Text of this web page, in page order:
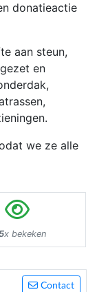
donatieactie
aan steun,
en
we ze alle
x bekeken
Contact